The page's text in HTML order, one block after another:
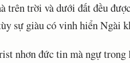
trên trời và dưới đất đều
sự giàu có vinh hiển Ngài
nhơn đức tin mà ngự trong